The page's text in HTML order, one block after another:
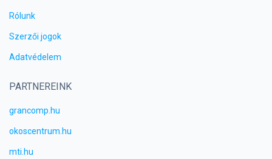
Rólunk
Szerzői jogok
Adatvédelem
PARTNEREINK
grancomp.hu
okoscentrum.hu
mti.hu